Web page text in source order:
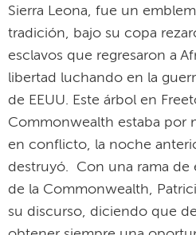
Sierra Leona, fue un
tradición, bajo su copa
esclavos que regresaron a
libertad luchando en la
de EEUU. Este árbol en
Commonwealth estaba por
en conflicto, la noche
destruyó. Con una rama de
de la Commonwealth,
su discurso, diciendo que